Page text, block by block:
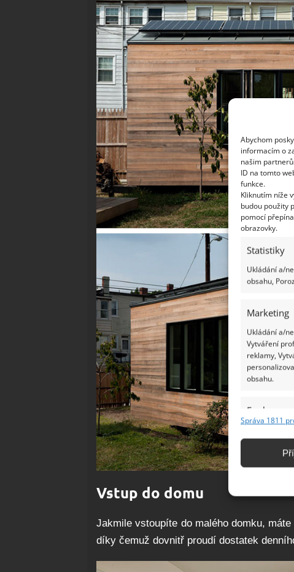
Abychom
informacím o
našim
ID na tomto
funkce.
Kliknutím níže
budou použity
pomocí
obrazovky.
Statistiky
Ukládání a/
obsahu,
Marketing
Ukládání a/
Vytváření
reklamy,
obsahu.
Funkce
Identifikace
základě
Zajištění
Ukládání
Správa 1811
Vstup do domu
Jakmile vstoupíte do malého domku,
díky čemuž dovnitř proudí dostatek